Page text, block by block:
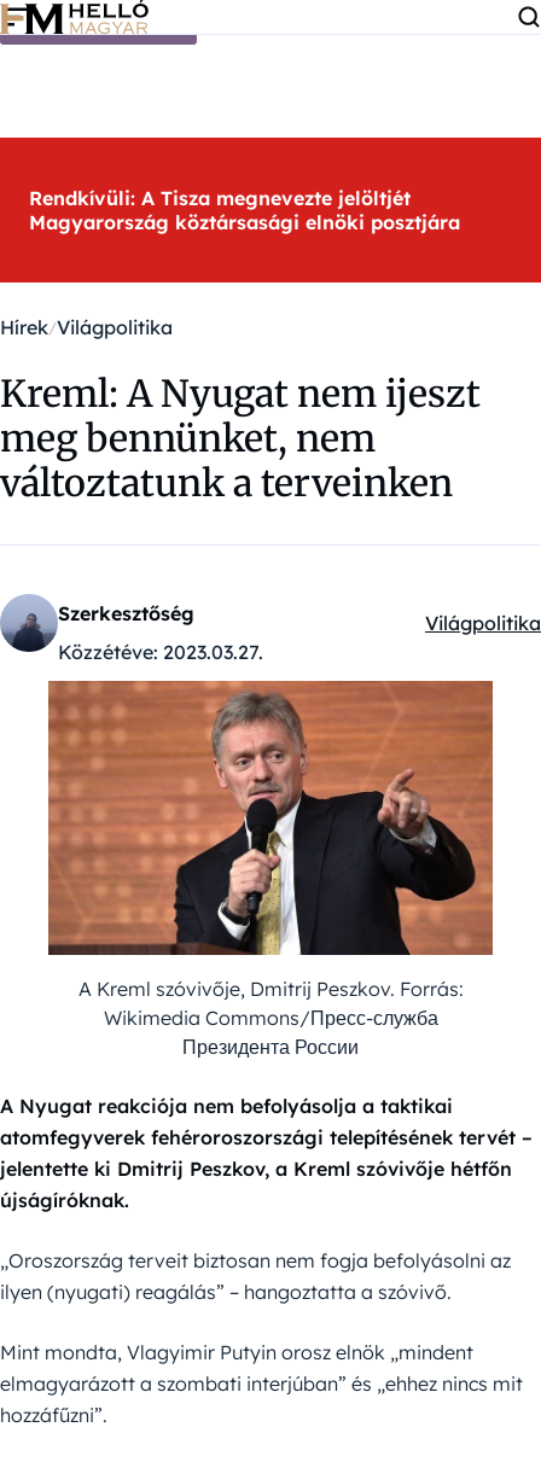
Ugrás a tartalomra
Rendkívüli: A Tisza megnevezte jelöltjét
Magyarország köztársasági elnöki posztjára
Hírek Világpolitika
Kreml: A Nyugat nem ijeszt
meg bennünket, nem
változtatunk a terveinken
Szerkesztőség
Közzétéve: 2023.03.27.
Kategóriák:
Világpolitika
A Kreml szóvivője, Dmitrij Peszkov. Forrás:
Wikimedia Commons/Пресс-служба
Президента России
A Nyugat reakciója nem befolyásolja a taktikai
atomfegyverek fehéroroszországi telepítésének tervét –
jelentette ki Dmitrij Peszkov, a Kreml szóvivője hétfőn
újságíróknak.
„Oroszország terveit biztosan nem fogja befolyásolni az
ilyen (nyugati) reagálás” – hangoztatta a szóvivő.
Mint mondta, Vlagyimir Putyin orosz elnök „mindent
elmagyarázott a szombati interjúban” és „ehhez nincs mit
hozzáfűzni”.